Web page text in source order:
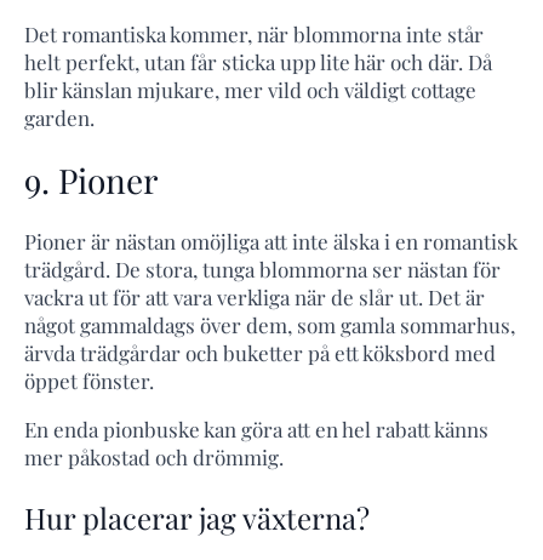
Det romantiska kommer, när blommorna inte står
helt perfekt, utan får sticka upp lite här och där. Då
blir känslan mjukare, mer vild och väldigt cottage
garden.
9. Pioner
Pioner är nästan omöjliga att inte älska i en romantisk
trädgård. De stora, tunga blommorna ser nästan för
vackra ut för att vara verkliga när de slår ut. Det är
något gammaldags över dem, som gamla sommarhus,
ärvda trädgårdar och buketter på ett köksbord med
öppet fönster.
En enda pionbuske kan göra att en hel rabatt känns
mer påkostad och drömmig.
Hur placerar jag växterna?